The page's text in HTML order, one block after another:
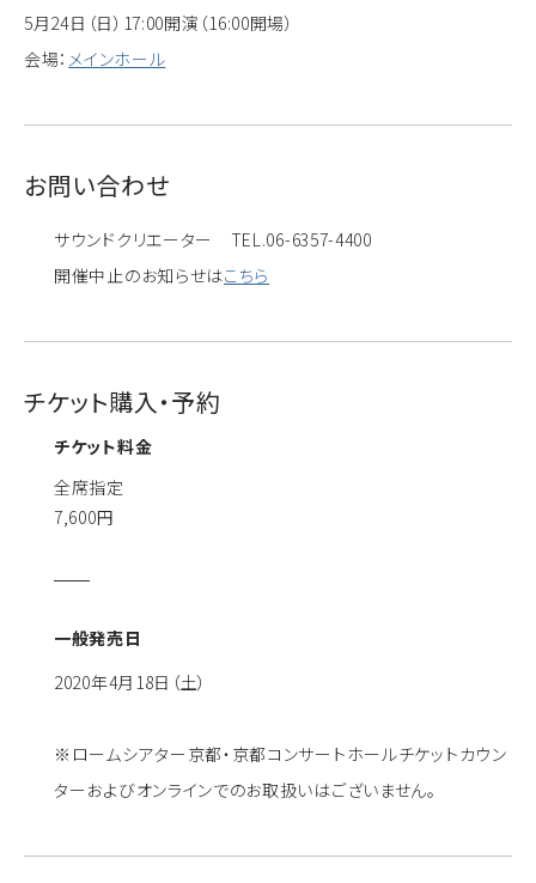
5月24日（日）17:00開演（16:00開場）
会場： メインホール
お問い合わせ
サウンドクリエーター TEL.06-6357-4400
開催中止のお知らせはこちら
チケット購入・予約
チケット料金
全席指定
7,600円
一般発売日
2020年4月18日（土）
※ロームシアター京都・京都コンサートホールチケットカウン
ターおよびオンラインでのお取扱いはございません。